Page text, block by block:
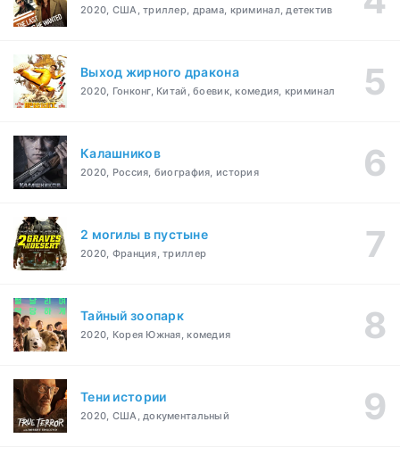
2020, США, триллер, драма, криминал, детектив
Выход жирного дракона
2020, Гонконг, Китай, боевик, комедия, криминал
Калашников
2020, Россия, биография, история
2 могилы в пустыне
2020, Франция, триллер
Тайный зоопарк
2020, Корея Южная, комедия
Тени истории
2020, США, документальный